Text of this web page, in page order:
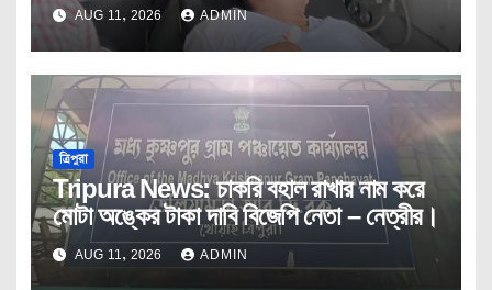
AUG 11, 2026 ADMIN
ত্রিপুরা
Tripura News: চাকরি বহাল রাখার নাম করে
মোটা অঙ্কের টাকা দাবি বিজেপি নেতা – নেত্রীর।
AUG 11, 2026 ADMIN